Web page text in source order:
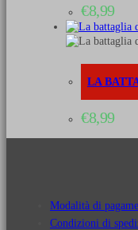
€8,99
LA
€8,99
Modalità di
Condizioni di